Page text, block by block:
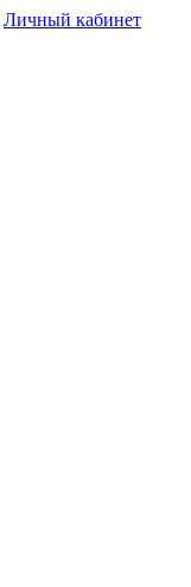
Личный кабинет